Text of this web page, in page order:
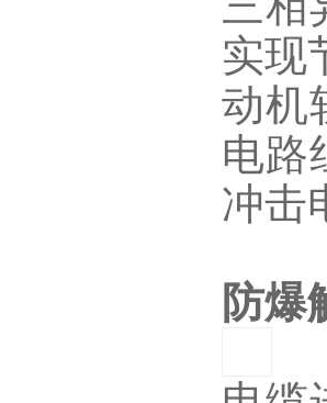
实现
动机
电路
冲击
防爆